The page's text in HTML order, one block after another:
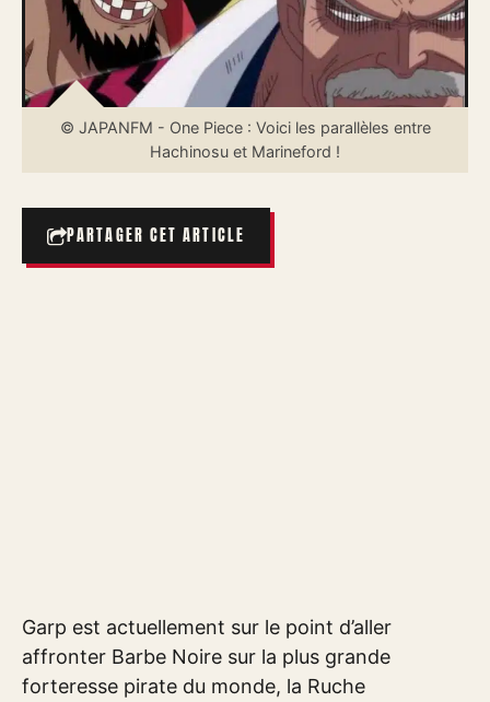
© JAPANFM - One Piece : Voici les parallèles entre
Hachinosu et Marineford !
PARTAGER CET ARTICLE
Garp est actuellement sur le point d’aller
affronter Barbe Noire sur la plus grande
forteresse pirate du monde, la Ruche